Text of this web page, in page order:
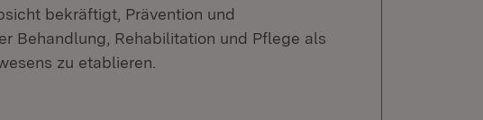
bekräftigt, Prävention und
Behandlung, Rehabilitation und Pflege als
zu etablieren.